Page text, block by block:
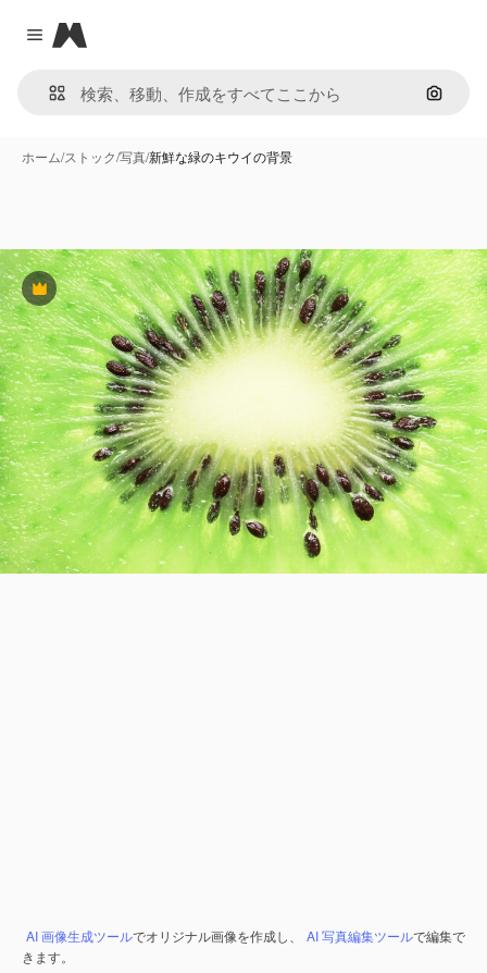
Close menu
Magnific
画像で
ホーム/ストック/写真/新鮮な緑のキウイの背景
Premium
AI 画像生成ツールでオリジナル画像を作成し、 AI 写真編集ツールで編集で
きます。